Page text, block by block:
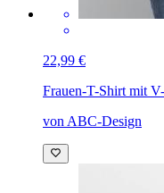
22,99 €
Frauen-T-Shirt mit
von ABC-Design